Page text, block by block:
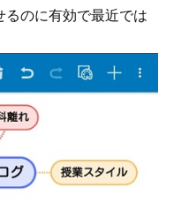
るのに有効で最近では